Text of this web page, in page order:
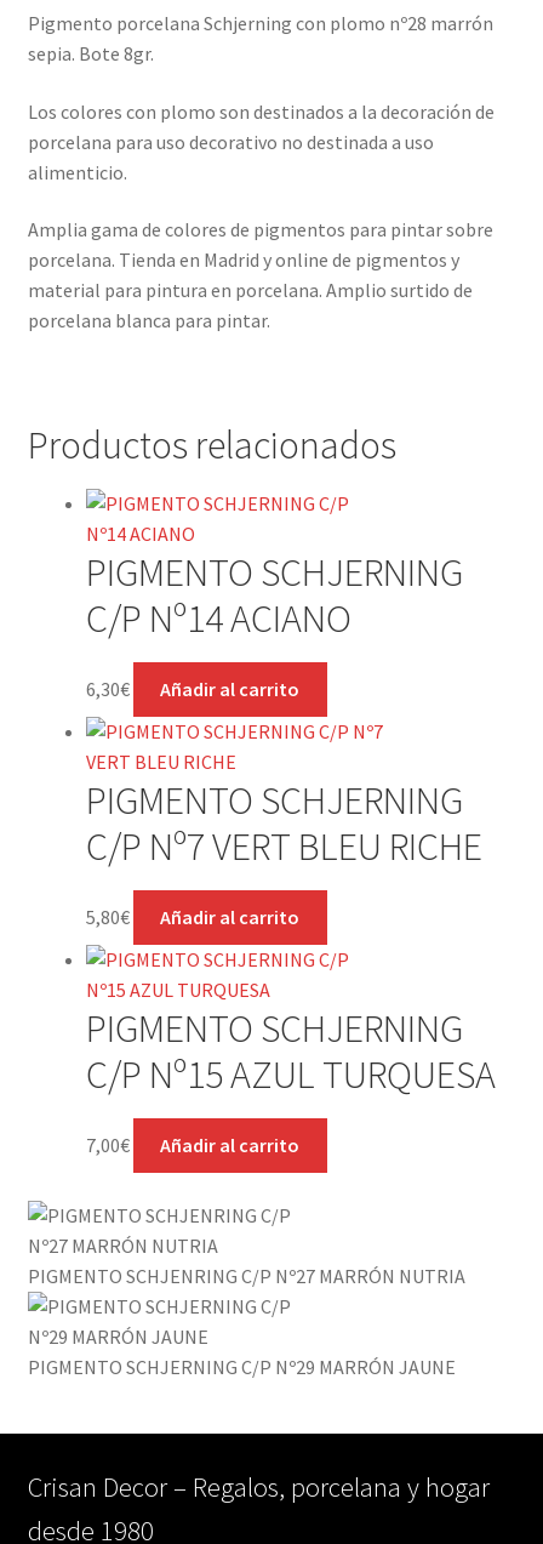
Pigmento porcelana Schjerning con plomo nº28 marrón
sepia. Bote 8gr.
Los colores con plomo son destinados a la decoración de
porcelana para uso decorativo no destinada a uso
alimenticio.
Amplia gama de colores de pigmentos para pintar sobre
porcelana. Tienda en Madrid y online de pigmentos y
material para pintura en porcelana. Amplio surtido de
porcelana blanca para pintar.
Productos relacionados
PIGMENTO SCHJERNING
C/P Nº14 ACIANO
6,30€ Añadir al carrito
PIGMENTO SCHJERNING
C/P Nº7 VERT BLEU RICHE
5,80€ Añadir al carrito
PIGMENTO SCHJERNING
C/P Nº15 AZUL TURQUESA
7,00€ Añadir al carrito
PIGMENTO SCHJENRING C/P Nº27 MARRÓN NUTRIA
PIGMENTO SCHJERNING C/P Nº29 MARRÓN JAUNE
Crisan Decor – Regalos, porcelana y hogar
desde 1980